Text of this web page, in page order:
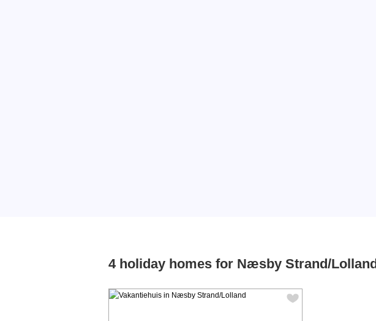
4 holiday homes for Næsby Strand/Lolland